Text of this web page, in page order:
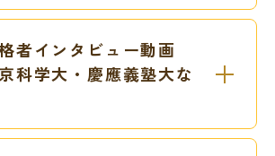
者インタビュー動画
科学大・慶應義塾大な